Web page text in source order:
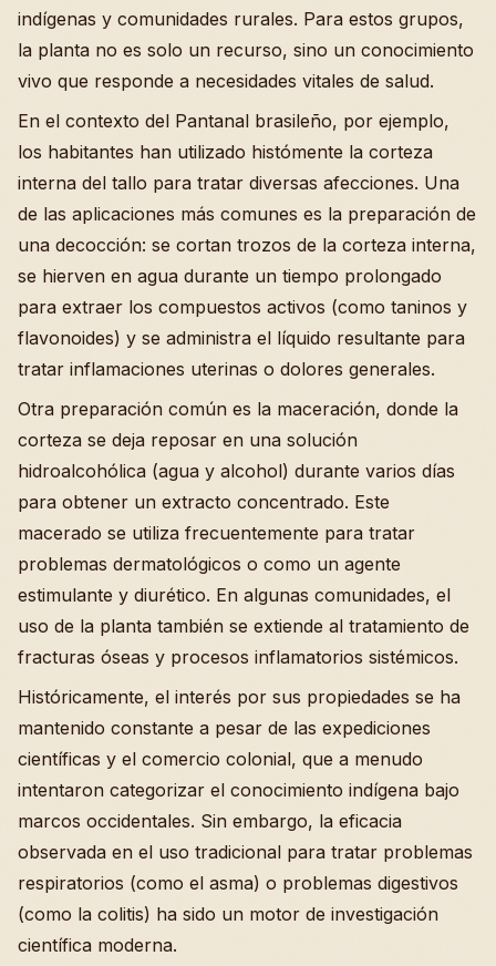
indígenas y comunidades rurales. Para estos grupos,
la planta no es solo un recurso, sino un conocimiento
vivo que responde a necesidades vitales de salud.
En el contexto del Pantanal brasileño, por ejemplo,
los habitantes han utilizado histómente la corteza
interna del tallo para tratar diversas afecciones. Una
de las aplicaciones más comunes es la preparación de
una decocción: se cortan trozos de la corteza interna,
se hierven en agua durante un tiempo prolongado
para extraer los compuestos activos (como taninos y
flavonoides) y se administra el líquido resultante para
tratar inflamaciones uterinas o dolores generales.
Otra preparación común es la maceración, donde la
corteza se deja reposar en una solución
hidroalcohólica (agua y alcohol) durante varios días
para obtener un extracto concentrado. Este
macerado se utiliza frecuentemente para tratar
problemas dermatológicos o como un agente
estimulante y diurético. En algunas comunidades, el
uso de la planta también se extiende al tratamiento de
fracturas óseas y procesos inflamatorios sistémicos.
Históricamente, el interés por sus propiedades se ha
mantenido constante a pesar de las expediciones
científicas y el comercio colonial, que a menudo
intentaron categorizar el conocimiento indígena bajo
marcos occidentales. Sin embargo, la eficacia
observada en el uso tradicional para tratar problemas
respiratorios (como el asma) o problemas digestivos
(como la colitis) ha sido un motor de investigación
científica moderna.